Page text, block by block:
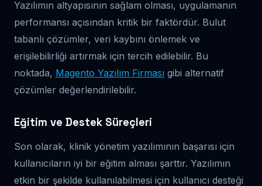
Yazılımın altyapısının sağlam olması, uygulamanın
performansı açısından kritik bir faktördür. Bulut
tabanlı çözümler, veri kaybını önlemek ve
erişilebilirliği artırmak için tercih edilebilir. Bu
noktada, Magento Yazılım Firması gibi alternatif
çözümler değerlendirilebilir.
Eğitim ve Destek Süreçleri
Son olarak, klinik yönetim yazılımının başarısı için
kullanıcıların iyi bir eğitim alması şarttır. Yazılımın
etkin bir şekilde kullanılabilmesi için kullanıcı desteği